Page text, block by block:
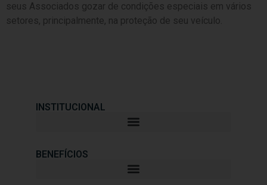
seus Associados gozar de condições especiais em vários
setores, principalmente, na proteção de seu veículo.
INSTITUCIONAL
BENEFÍCIOS